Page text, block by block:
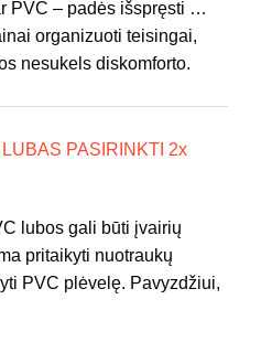
PVC – padės išspręsti …
organizuoti teisingai,
nesukels diskomforto.
lubos gali būti įvairių
pritaikyti nuotraukų
PVC plėvelę. Pavyzdžiui,